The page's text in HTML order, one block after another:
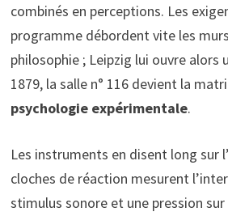
combinés en perceptions. Les
programme débordent vite les
philosophie ; Leipzig lui ouvre alors
1879, la salle n° 116 devient la
psychologie expérimentale.
Les instruments en disent long sur
cloches de réaction mesurent
stimulus sonore et une pression sur